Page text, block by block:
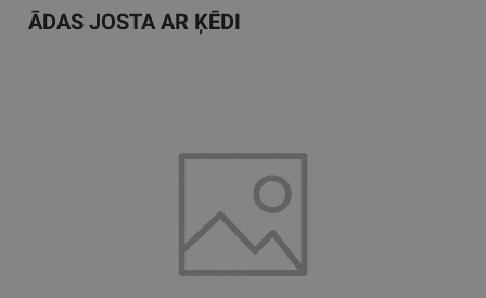
ĀDAS JOSTA AR ĶĒDI